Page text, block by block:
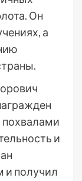
Он
а
похвалами
и
и получил